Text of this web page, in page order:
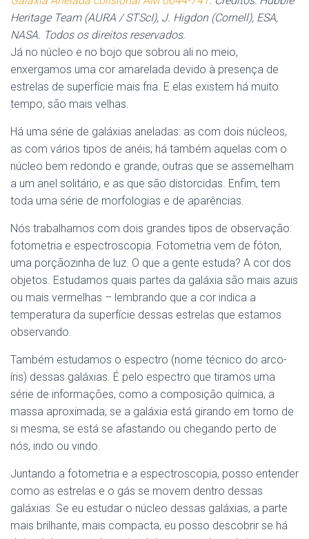
Heritage Team (AURA / STScI), J. Higdon (Cornell), ESA,
NASA. Todos os direitos reservados.
Já no núcleo e no bojo que sobrou ali no meio,
enxergamos uma cor amarelada devido à presença de
estrelas de superfície mais fria. E elas existem há muito
tempo, são mais velhas.
Há uma série de galáxias aneladas: as com dois núcleos,
as com vários tipos de anéis; há também aquelas com o
núcleo bem redondo e grande, outras que se assemelham
a um anel solitário, e as que são distorcidas. Enfim, tem
toda uma série de morfologias e de aparências.
Nós trabalhamos com dois grandes tipos de observação:
fotometria e espectroscopia. Fotometria vem de fóton,
uma porçãozinha de luz. O que a gente estuda? A cor dos
objetos. Estudamos quais partes da galáxia são mais azuis
ou mais vermelhas – lembrando que a cor indica a
temperatura da superfície dessas estrelas que estamos
observando.
Também estudamos o espectro (nome técnico do arco-
íris) dessas galáxias. É pelo espectro que tiramos uma
série de informações, como a composição química, a
massa aproximada, se a galáxia está girando em torno de
si mesma, se está se afastando ou chegando perto de
nós, indo ou vindo.
Juntando a fotometria e a espectroscopia, posso entender
como as estrelas e o gás se movem dentro dessas
galáxias. Se eu estudar o núcleo dessas galáxias, a parte
mais brilhante, mais compacta, eu posso descobrir se há